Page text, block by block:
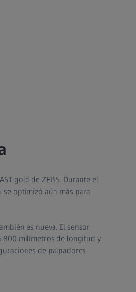
gold de ZEISS. Durante el
se optimizó aún más para
es nueva. El sensor
800 milímetros de longitud y
de palpadores